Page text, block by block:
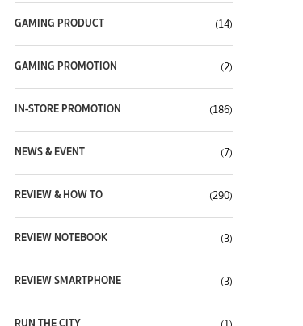
GAMING PRODUCT (14)
GAMING PROMOTION (2)
IN-STORE PROMOTION (186)
NEWS & EVENT (7)
REVIEW & HOW TO (290)
REVIEW NOTEBOOK (3)
REVIEW SMARTPHONE (3)